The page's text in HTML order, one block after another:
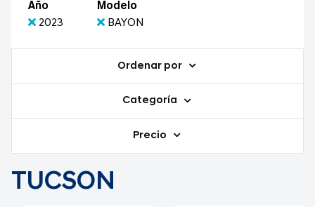
Año
2023
Modelo
BAYON
Ordenar por
Categoría
Precio
TUCSON